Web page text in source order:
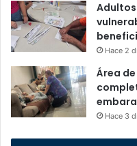
Hace 2
Área
Hace 3